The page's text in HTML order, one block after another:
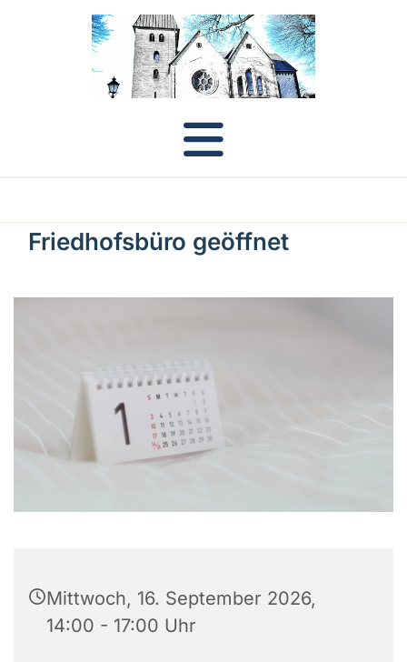
Friedhofsbüro geöffnet
Mittwoch, 16. September 2026,
14:00 - 17:00 Uhr